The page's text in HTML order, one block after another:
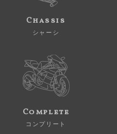
Chassis
シャーシ
Complete
コンプリート